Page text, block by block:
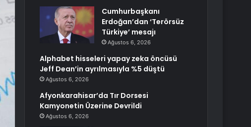
Cumhurbaşkanı
Erdoğan’dan ‘Terörsüz
Türkiye’ mesajı
Ağustos 6, 2026
Alphabet hisseleri yapay zeka öncüsü
Jeff Dean’in ayrılmasıyla %5 düştü
Ağustos 6, 2026
Afyonkarahisar’da Tır Dorsesi
Kamyonetin Üzerine Devrildi
Ağustos 6, 2026